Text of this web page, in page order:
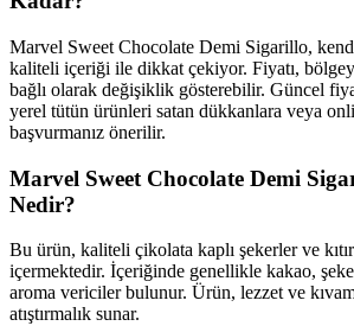
Marvel Sweet Chocolate Demi Sigarillo,
kaliteli içeriği ile dikkat çekiyor. Fiyatı,
bağlı olarak değişiklik gösterebilir. Güncel
yerel tütün ürünleri satan dükkanlara veya
başvurmanız önerilir.
Marvel Sweet Chocolate Demi
Nedir?
Bu ürün, kaliteli çikolata kaplı şekerler ve
içermektedir. İçeriğinde genellikle kakao,
aroma vericiler bulunur. Ürün, lezzet ve kıvam
atıştırmalık sunar.